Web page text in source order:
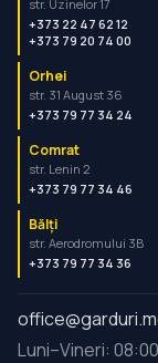
str. Uzinelor 17
+373 22 47 62 12
+373 79 20 74 00
Orhei
str. 31 August 36
+373 79 77 34 24
Comrat
str. Lenin 2
+373 79 77 34 46
Bălți
str. Aerodromului 3B
+373 79 77 34 36
Luni–Vineri: